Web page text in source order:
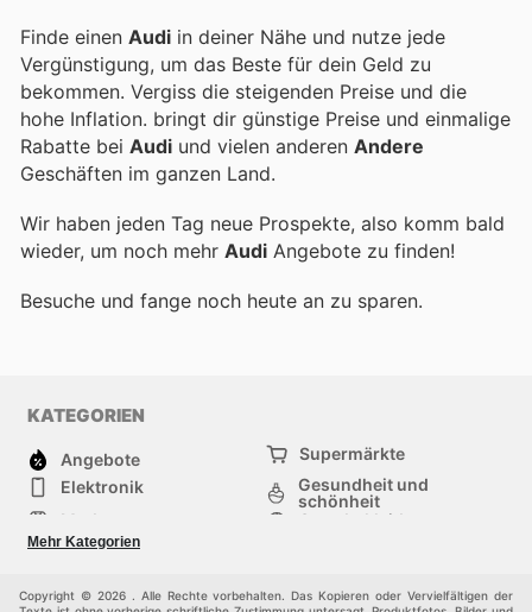
Finde einen Audi in deiner Nähe und nutze jede
Vergünstigung, um das Beste für dein Geld zu
bekommen. Vergiss die steigenden Preise und die
hohe Inflation. bringt dir günstige Preise und einmalige
Rabatte bei Audi und vielen anderen Andere
Geschäften im ganzen Land.
Wir haben jeden Tag neue Prospekte, also komm bald
wieder, um noch mehr Audi Angebote zu finden!
Besuche und fange noch heute an zu sparen.
KATEGORIEN
Angebote
Supermärkte
Elektronik
Gesundheit und
schönheit
Mode
Sportbekleidung
Baumarkt
Mehr Kategorien
Copyright © 2026 . Alle Rechte vorbehalten. Das Kopieren oder Vervielfältigen der